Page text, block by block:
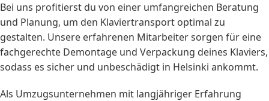
Bei uns profitierst du von einer umfangreichen Beratung
und Planung, um den Klaviertransport optimal zu
gestalten. Unsere erfahrenen Mitarbeiter sorgen für eine
fachgerechte Demontage und Verpackung deines Klaviers,
sodass es sicher und unbeschädigt in Helsinki ankommt.
Als Umzugsunternehmen mit langjähriger Erfahrung